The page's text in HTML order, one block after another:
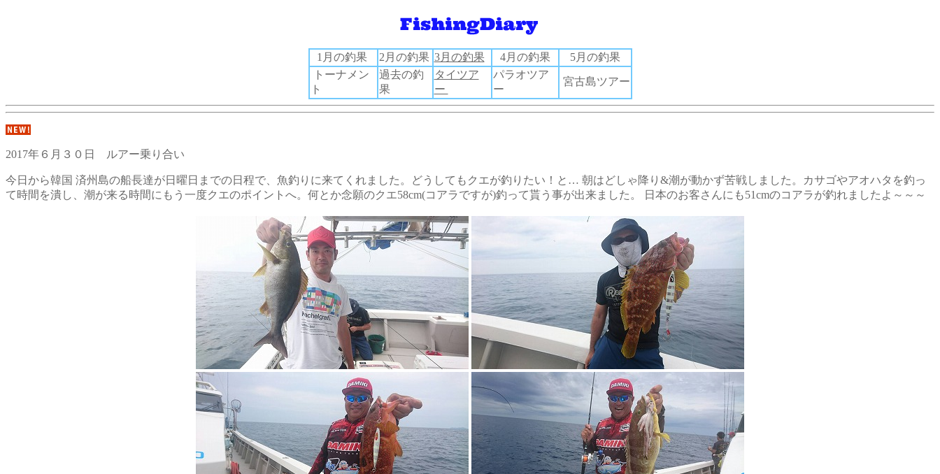
1月の釣果 2月の釣果 3月の釣果 4月の釣果
5月の釣果
トーナメン
ト
過去の釣
果
タイツア
ー
パラオツア
ー
宮古島ツアー
2017年６月３０日 ルアー乗り合い
今日から韓国 済州島の船長達が日曜日までの日程で、魚釣りに来てくれました。どうしてもクエが釣りたい！と… 朝はどしゃ降り&潮が動かず苦戦しました。カサゴやアオハタを釣っ
て時間を潰し、潮が来る時間にもう一度クエのポイントへ。何とか念願のクエ58cm(コアラですが)釣って貰う事が出来ました。 日本のお客さんにも51cmのコアラが釣れましたよ～～～